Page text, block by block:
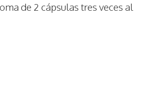
de 2 cápsulas tres veces al